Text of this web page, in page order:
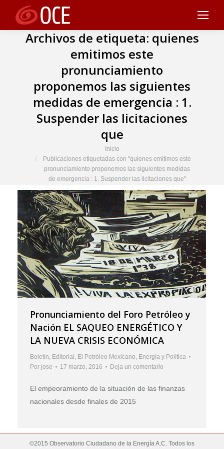
Archivos de etiqueta: quienes
emitimos este
pronunciamiento
proponemos las siguientes
medidas de emergencia : 1.
Suspender las licitaciones
que
Inicio
Publicaciones etiquetadas con "quienes emitimos este
pronunciamiento proponemos las siguientes medidas
de emergencia : 1. Suspender las licitaciones que"
Pronunciamiento del Foro Petróleo y
Nación EL SAQUEO ENERGÉTICO Y
LA NUEVA CRISIS ECONÓMICA
Boletín, Editorial , El Petróleo Mexicano, Energía y Política
Por jose 17 marzo, 2016 Deja un comentario
El empeoramiento de la situación de las finanzas
nacionales desde finales de 2015
©2015 Observatorio Ciudadano de la Energía A.C. Todos los